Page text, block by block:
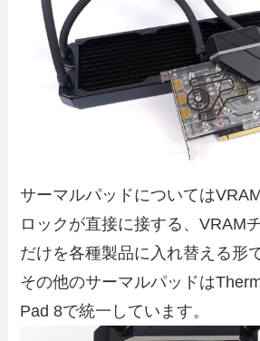
サーマルパッドについては
ロックが直接に接する、VRAM
だけを各種製品に入れ替える形
その他のサーマルパッドは
Pad 8で統一しています。